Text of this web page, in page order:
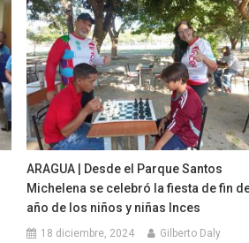
ARAGUA | Desde el Parque Santos
Michelena se celebró la fiesta de fin
año de los niños y niñas Inces
18 diciembre, 2024 Gilberto Daly